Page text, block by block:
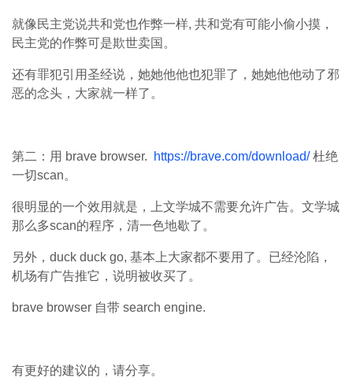
就像民主党说共和党也作弊一样, 共和党有可能小偷小摸，
民主党的作弊可是欺世卖国。
还有罪犯引用圣经说，她她他他也犯罪了，她她他他动了邪
恶的念头，大家就一样了。
第二：用 brave browser. https://brave.com/download/杜绝
一切scan。
很明显的一个效用就是，上文学城不需要允许广告。文学城
那么多scan的程序，清一色地歇了。
另外，duck duck go, 基本上大家都不要用了。已经沦陷，
机场有广告推它，说明被收买了。
brave browser 自带 search engine.
有更好的建议的，请分享。